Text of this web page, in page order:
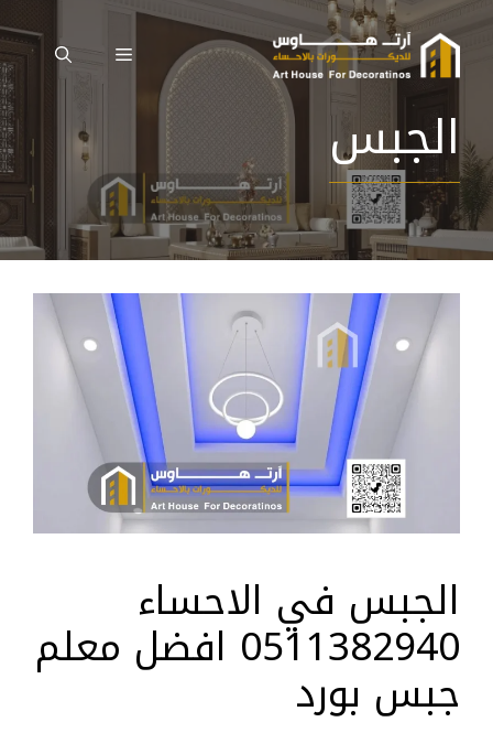
انتقل
المحتوى القائمة
الجبس
الجبس في الاحساء
0511382940 افضل معلم
جبس بورد